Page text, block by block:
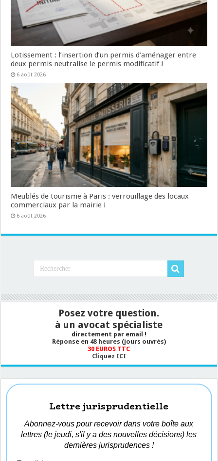
Lotissement : l’insertion d’un permis d’aménager entre
deux permis neutralise le permis modificatif !
6 août 2026
Meublés de tourisme à Paris : verrouillage des locaux
commerciaux par la mairie !
6 août 2026
Posez votre question.
à un avocat spécialiste
directement par email !
Réponse en 48 heures (jours ouvrés)
30 EUROS TTC
Cliquez ICI
Lettre jurisprudentielle
Abonnez-vous pour recevoir dans votre boîte aux
lettres (le jeudi, s'il y a des nouvelles décisions) les
dernières jurisprudences !